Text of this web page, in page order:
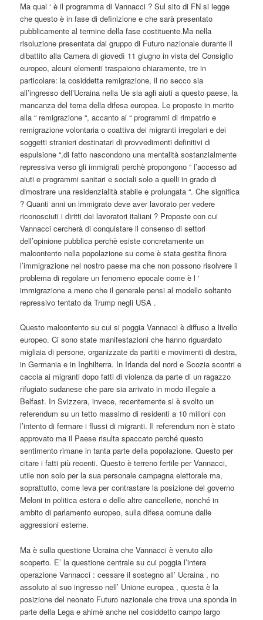
Ma qual ‘ è il programma di Vannacci ? Sul sito di FN si legge
che questo è in fase di definizione e che sarà presentato
pubblicamente al termine della fase costituente.Ma nella
risoluzione presentata dal gruppo di Futuro nazionale durante il
dibattito alla Camera di giovedì 11 giugno in vista del Consiglio
europeo, alcuni elementi traspaiono chiaramente, tre in
particolare: la cosiddetta remigrazione, il no secco sia
all’ingresso dell’Ucraina nella Ue sia agli aiuti a questo paese, la
mancanza del tema della difesa europea. Le proposte in merito
alla “ remigrazione “, accanto ai “ programmi di rimpatrio e
remigrazione volontaria o coattiva dei migranti irregolari e dei
soggetti stranieri destinatari di provvedimenti definitivi di
espulsione “,di fatto nascondono una mentalità sostanzialmente
repressiva verso gli immigrati perchè propongono “ l’accesso ad
aiuti e programmi sanitari e sociali solo a quelli in grado di
dimostrare una residenzialità stabile e prolungata “. Che significa
? Quanti anni un immigrato deve aver lavorato per vedere
riconosciuti i diritti dei lavoratori italiani ? Proposte con cui
Vannacci cercherà di conquistare il consenso di settori
dell’opinione pubblica perchè esiste concretamente un
malcontento nella popolazione su come è stata gestita finora
l’immigrazione nel nostro paese ma che non possono risolvere il
problema di regolare un fenomeno epocale come è l ‘
immigrazione a meno che il generale pensi al modello soltanto
repressivo tentato da Trump negli USA .
Questo malcontento su cui si poggia Vannacci è diffuso a livello
europeo. Ci sono state manifestazioni che hanno riguardato
migliaia di persone, organizzate da partiti e movimenti di destra,
in Germania e in Inghilterra. In Irlanda del nord e Scozia scontri e
caccia ai migranti dopo fatti di violenza da parte di un ragazzo
rifugiato sudanese che pare sia arrivato in modo illegale a
Belfast. In Svizzera, invece, recentemente si è svolto un
referendum su un tetto massimo di residenti a 10 milioni con
l’intento di fermare i flussi di migranti. Il referendum non è stato
approvato ma il Paese risulta spaccato perché questo
sentimento rimane in tanta parte della popolazione. Questo per
citare i fatti più recenti. Questo è terreno fertile per Vannacci,
utile non solo per la sua personale campagna elettorale ma,
soprattutto, come leva per contrastare la posizione del governo
Meloni in politica estera e delle altre cancellerie, nonché in
ambito di parlamento europeo, sulla difesa comune dalle
aggressioni esterne.
Ma è sulla questione Ucraina che Vannacci è venuto allo
scoperto. E’ la questione centrale su cui poggia l’intera
operazione Vannacci : cessare il sostegno all’ Ucraina , no
assoluto al suo ingresso nell’ Unione europea , questa è la
posizione del neonato Futuro nazionale che trova una sponda in
parte della Lega e ahimè anche nel cosiddetto campo largo